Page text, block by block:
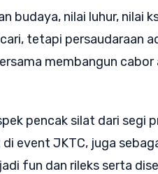
budaya, nilai luhur, nilai
tetapi persaudaraan
membangun cabor
pencak silat dari segi
event JKTC, juga
fun dan rileks serta